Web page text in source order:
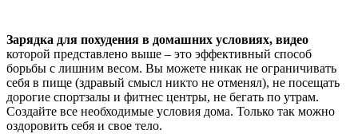
Зарядка для похудения в домашних условиях, видео
которой представлено выше – это эффективный способ
борьбы с лишним весом. Вы можете никак не ограничивать
себя в пище (здравый смысл никто не отменял), не посещать
дорогие спортзалы и фитнес центры, не бегать по утрам.
Создайте все необходимые условия дома. Только так можно
оздоровить себя и свое тело.